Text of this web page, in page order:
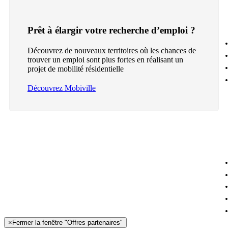
Prêt à élargir votre recherche d’emploi ?
Découvrez de nouveaux territoires où les chances de
trouver un emploi sont plus fortes en réalisant un
projet de mobilité résidentielle
Découvrez Mobiville
× Fermer la fenêtre "Offres partenaires"